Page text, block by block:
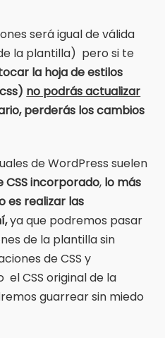
será igual de válida
la plantilla) pero si te
la hoja de estilos
no podrás actualizar
perderás los cambios
de WordPress suelen
CSS incorporado, lo más
es realizar las
ya que podremos pasar
de la plantilla sin
de CSS y
CSS original de la
guarrear sin miedo